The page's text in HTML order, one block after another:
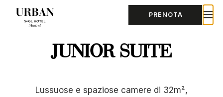
PRENOTA
JUNIOR SUITE
Lussuose e spaziose camere di 32m²,